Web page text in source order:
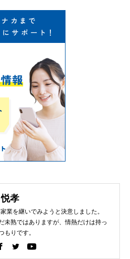
孝
業を継いでみようと決意しました。
未熟ではありますが、情熱だけは持っ
もりです。